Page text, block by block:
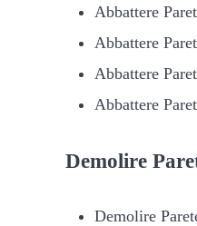
Abbattere
Abbattere
Abbattere
Abbattere
Demolire
Demolire